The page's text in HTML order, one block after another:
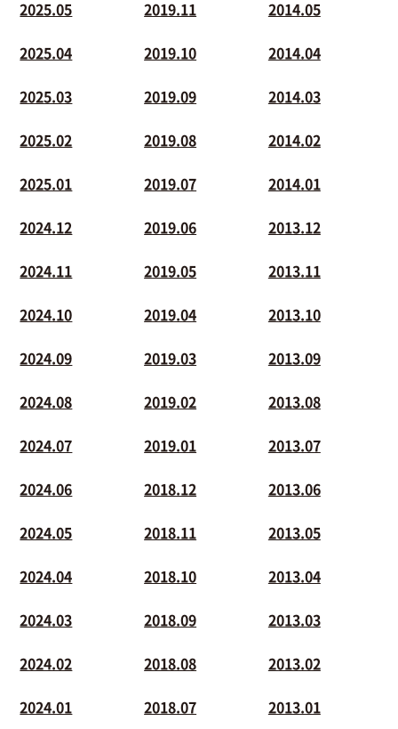
2025.05
2025.04
2025.03
2025.02
2025.01
2024.12
2024.11
2024.10
2024.09
2024.08
2024.07
2024.06
2024.05
2024.04
2024.03
2024.02
2024.01
2019.11
2019.10
2019.09
2019.08
2019.07
2019.06
2019.05
2019.04
2019.03
2019.02
2019.01
2018.12
2018.11
2018.10
2018.09
2018.08
2018.07
2014.05
2014.04
2014.03
2014.02
2014.01
2013.12
2013.11
2013.10
2013.09
2013.08
2013.07
2013.06
2013.05
2013.04
2013.03
2013.02
2013.01